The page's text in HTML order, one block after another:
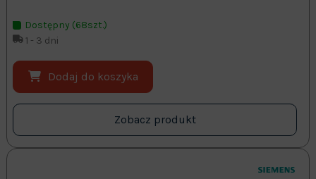
Dostępny (68szt.)
1 - 3 dni
Dodaj do koszyka
Zobacz produkt